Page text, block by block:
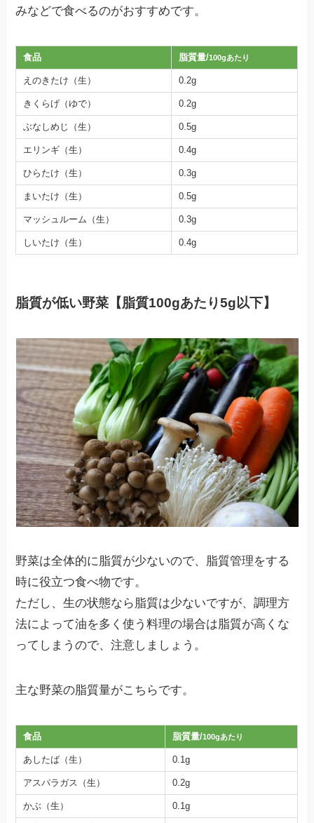
みなどで食べるのがおすすめです。
食品 脂質量/100gあたり
えのきたけ（生） 0.2g
きくらげ（ゆで） 0.2g
ぶなしめじ（生） 0.5g
エリンギ（生） 0.4g
ひらたけ（生） 0.3g
まいたけ（生） 0.5g
マッシュルーム（生） 0.3g
しいたけ（生） 0.4g
脂質が低い野菜【脂質100gあたり5g以下】
野菜は全体的に脂質が少ないので、脂質管理をする
時に役立つ食べ物です。
ただし、生の状態なら脂質は少ないですが、調理方
法によって油を多く使う料理の場合は脂質が高くな
ってしまうので、注意しましょう。
主な野菜の脂質量がこちらです。
食品 脂質量/100gあたり
あしたば（生） 0.1g
アスパラガス（生） 0.2g
かぶ（生） 0.1g